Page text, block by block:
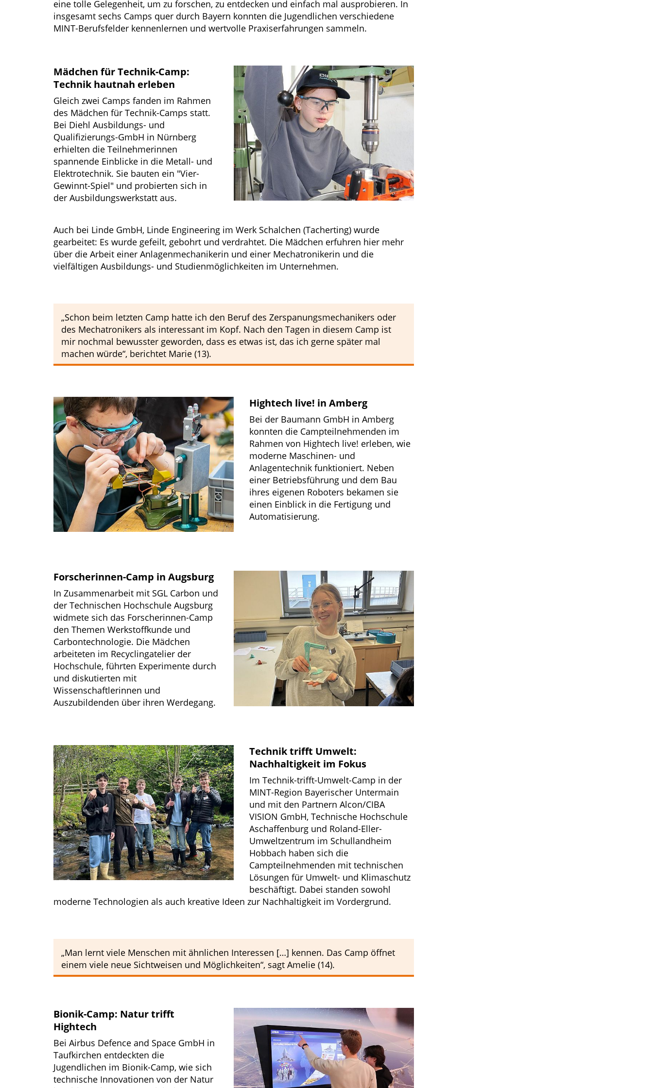
eine tolle Gelegenheit, um zu forschen, zu entdecken und einfach mal ausprobieren. In
insgesamt sechs Camps quer durch Bayern konnten die Jugendlichen verschiedene
MINT-Berufsfelder kennenlernen und wertvolle Praxiserfahrungen sammeln.
Mädchen für Technik-Camp:
Technik hautnah erleben
Gleich zwei Camps fanden im Rahmen
des Mädchen für Technik-Camps statt.
Bei Diehl Ausbildungs- und
Qualifizierungs-GmbH in Nürnberg
erhielten die Teilnehmerinnen
spannende Einblicke in die Metall- und
Elektrotechnik. Sie bauten ein "Vier-
Gewinnt-Spiel" und probierten sich in
der Ausbildungswerkstatt aus.
Auch bei Linde GmbH, Linde Engineering im Werk Schalchen (Tacherting) wurde
gearbeitet: Es wurde gefeilt, gebohrt und verdrahtet. Die Mädchen erfuhren hier mehr
über die Arbeit einer Anlagenmechanikerin und einer Mechatronikerin und die
vielfältigen Ausbildungs- und Studienmöglichkeiten im Unternehmen.
„Schon beim letzten Camp hatte ich den Beruf des Zerspanungsmechanikers oder
des Mechatronikers als interessant im Kopf. Nach den Tagen in diesem Camp ist
mir nochmal bewusster geworden, dass es etwas ist, das ich gerne später mal
machen würde“, berichtet Marie (13).
Hightech live! in Amberg
Bei der Baumann GmbH in Amberg
konnten die Campteilnehmenden im
Rahmen von Hightech live! erleben, wie
moderne Maschinen- und
Anlagentechnik funktioniert. Neben
einer Betriebsführung und dem Bau
ihres eigenen Roboters bekamen sie
einen Einblick in die Fertigung und
Automatisierung.
Forscherinnen-Camp in Augsburg
In Zusammenarbeit mit SGL Carbon und
der Technischen Hochschule Augsburg
widmete sich das Forscherinnen-Camp
den Themen Werkstoffkunde und
Carbontechnologie. Die Mädchen
arbeiteten im Recyclingatelier der
Hochschule, führten Experimente durch
und diskutierten mit
Wissenschaftlerinnen und
Auszubildenden über ihren Werdegang.
Technik trifft Umwelt:
Nachhaltigkeit im Fokus
Im Technik-trifft-Umwelt-Camp in der
MINT-Region Bayerischer Untermain
und mit den Partnern Alcon/CIBA
VISION GmbH, Technische Hochschule
Aschaffenburg und Roland-Eller-
Umweltzentrum im Schullandheim
Hobbach haben sich die
Campteilnehmenden mit technischen
Lösungen für Umwelt- und Klimaschutz
beschäftigt. Dabei standen sowohl
moderne Technologien als auch kreative Ideen zur Nachhaltigkeit im Vordergrund.
„Man lernt viele Menschen mit ähnlichen Interessen […] kennen. Das Camp öffnet
einem viele neue Sichtweisen und Möglichkeiten“, sagt Amelie (14).
Bionik-Camp: Natur trifft
Hightech
Bei Airbus Defence and Space GmbH in
Taufkirchen entdeckten die
Jugendlichen im Bionik-Camp, wie sich
technische Innovationen von der Natur